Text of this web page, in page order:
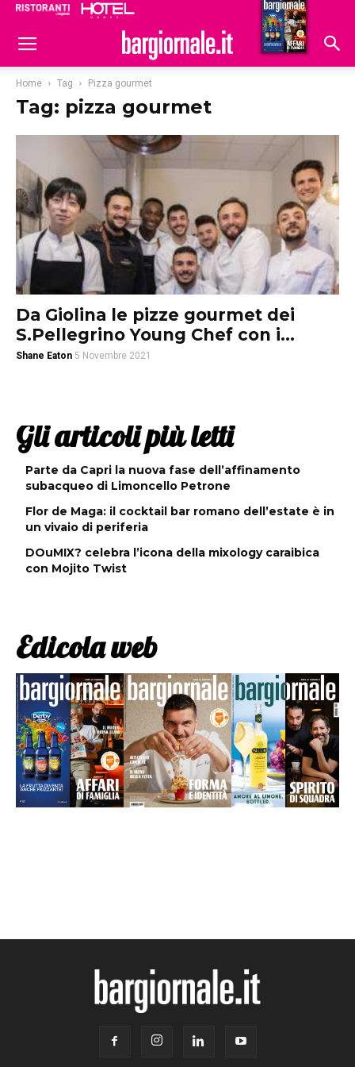
Hoteldomani
Home Tag Pizza gourmet
Tag: pizza gourmet
Da Giolina le pizze gourmet dei
S.Pellegrino Young Chef con i...
Shane Eaton 5 Novembre 2021
Gli articoli più letti
Parte da Capri la nuova fase dell’affinamento
subacqueo di Limoncello Petrone
Flor de Maga: il cocktail bar romano dell’estate è in
un vivaio di periferia
DOuMIX? celebra l’icona della mixology caraibica
con Mojito Twist
Edicola web